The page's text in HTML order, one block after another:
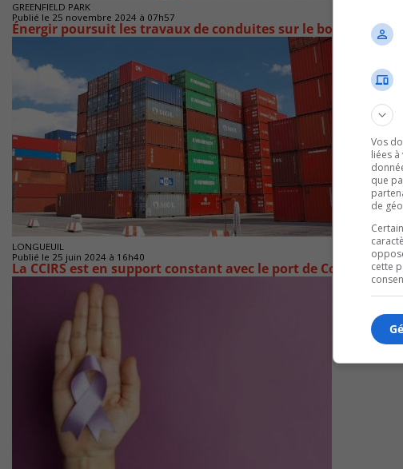
GREENFIELD PARK
Publié le 25 novembre 2024 à 07h57
Énergir poursuit les travaux de conduites sur le boulevard
LONGUEUIL
Publié le 25 juin 2024 à 16h40
La CCIRS est en support constant avec le port de Contrecoeur
Vos
liées
que
de
cette